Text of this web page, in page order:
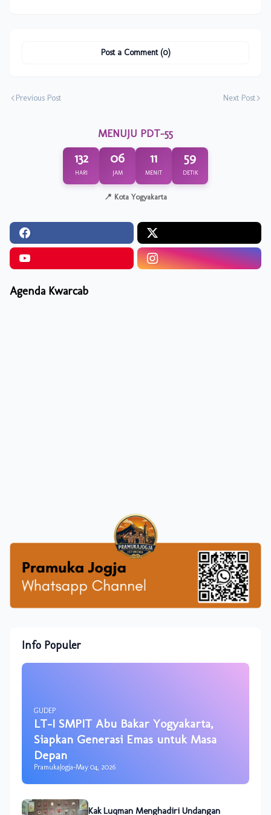
Post a Comment (0)
Previous Post Next Post
MENUJU PDT-55
132
HARI
06
JAM
11
MENIT
58
DETIK
📍 Kota Yogyakarta
Agenda Kwarcab
Info Populer
GUDEP
LT-I SMPIT Abu Bakar Yogyakarta,
Siapkan Generasi Emas untuk Masa
Depan
PramukaJogja-May 04, 2026
Kak Luqman Menghadiri Undangan